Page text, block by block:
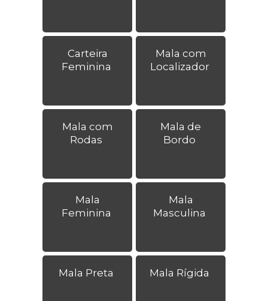
Carteira
Feminina
Mala com
Localizador
Mala com
Rodas
Mala de
Bordo
Mala
Feminina
Mala
Masculina
Mala Preta Mala Rígida